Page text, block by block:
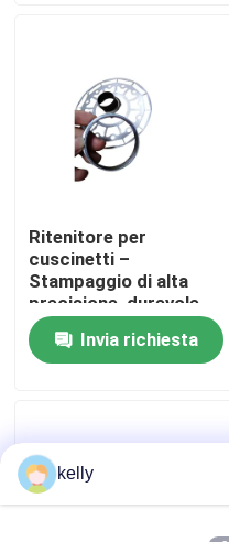
Mostra VR
Circa noi
Giro della fabbrica
Controllo di qualità
Notizie
Ritenitore per
cuscinetti –
Stampaggio di alta
precisione, durevole,
resistente alla
corrosione,
personalizzabile
Invia richiesta
kelly